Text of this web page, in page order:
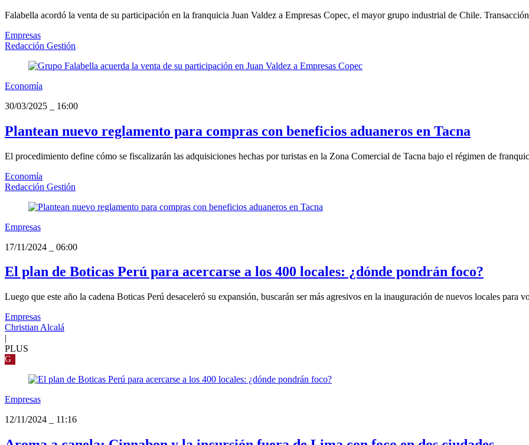
Falabella acordó la venta de su participación en la franquicia Juan Valdez a Empresas Copec, el mayor grupo industrial de Chile.
Empresas
Redacción Gestión
Economía
30/03/2025
16:00
Plantean nuevo reglamento para compras con beneficios aduaneros en Tacna
El procedimiento define cómo se fiscalizarán las adquisiciones hechas por turistas en la Zona Comercial de Tacna bajo el régimen de
Economía
Redacción Gestión
Empresas
17/11/2024
06:00
El plan de Boticas Perú para acercarse a los 400 locales: ¿dónde pondrán foco?
Luego que este año la cadena Boticas Perú desaceleró su expansión, buscarán ser más agresivos en la inauguración de nuevos locales para
Empresas
Christian Alcalá
|
PLUS
G
Empresas
12/11/2024
11:16